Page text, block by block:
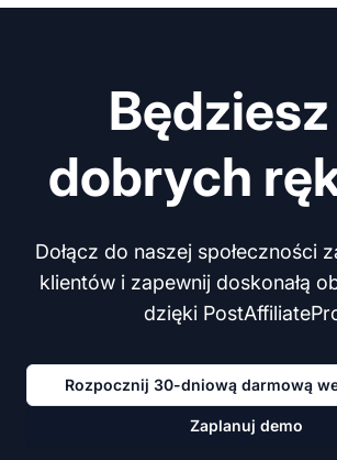
dobrych
Dołącz do naszej społeczności
klientów i zapewnij doskonałą
dzięki
Rozpocznij 30-dniową darmową
Zaplanuj demo